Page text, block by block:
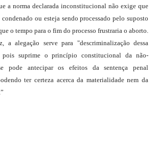
a norma declarada inconstitucional não exige que
ou esteja sendo processado pelo suposto
o tempo para o fim do processo frustraria o aborto.
alegação serve para "descriminalização dessa
pois suprime o princípio constitucional da não-
pode antecipar os efeitos da sentença penal
ter certeza acerca da materialidade nem da